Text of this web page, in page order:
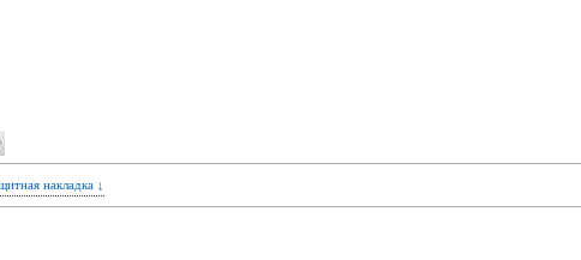
накладка ↓